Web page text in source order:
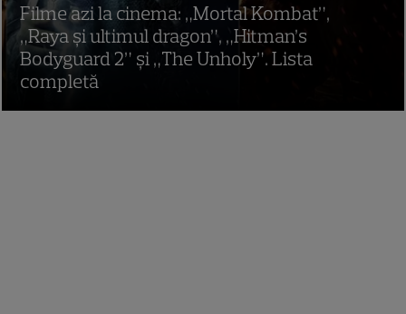
Filme azi la cinema: „Mortal Kombat”,
„Raya și ultimul dragon”, „Hitman’s
Bodyguard 2” și „The Unholy”. Lista
completă